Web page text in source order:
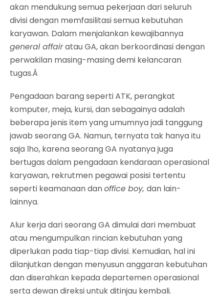
akan mendukung semua pekerjaan dari seluruh
divisi dengan memfasilitasi semua kebutuhan
karyawan. Dalam menjalankan kewajibannya
general affairatau GA, akan berkoordinasi dengan
perwakilan masing-masing demi kelancaran
tugas.Â
Pengadaan barang seperti ATK, perangkat
komputer, meja, kursi, dan sebagainya adalah
beberapa jenis item yang umumnya jadi tanggung
jawab seorang GA. Namun, ternyata tak hanya itu
saja lho, karena seorang GA nyatanya juga
bertugas dalam pengadaan kendaraan operasional
karyawan, rekrutmen pegawai posisi tertentu
seperti keamanaan danoffice boy, dan lain-
lainnya.
Alur kerja dari seorang GA dimulai dari membuat
atau mengumpulkan rincian kebutuhan yang
diperlukan pada tiap-tiap divisi. Kemudian, hal ini
dilanjutkan dengan menyusun anggaran kebutuhan
dan diserahkan kepada departemen operasional
serta dewan direksi untuk ditinjau kembali.